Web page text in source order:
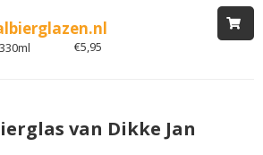
€5,95
van Dikke Jan